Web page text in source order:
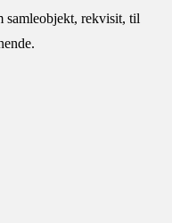
samleobjekt, rekvisit, til